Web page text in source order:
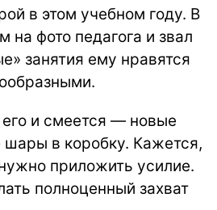
в этом учебном году. В
на фото педагога и звал
занятия ему нравятся
и смеется — новые
в коробку. Кажется,
приложить усилие.
полноценный захват